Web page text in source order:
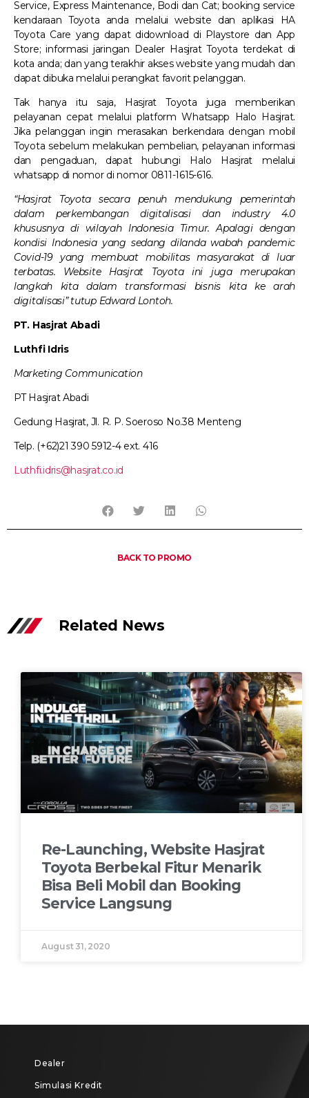
Service, Express Maintenance, Bodi dan Cat; booking service
kendaraan Toyota anda melalui website dan aplikasi HA
Toyota Care yang dapat didownload di Playstore dan App
Store; informasi jaringan Dealer Hasjrat Toyota terdekat di
kota anda; dan yang terakhir akses website yang mudah dan
dapat dibuka melalui perangkat favorit pelanggan.
Tak hanya itu saja, Hasjrat Toyota juga memberikan
pelayanan cepat melalui platform Whatsapp Halo Hasjrat.
Jika pelanggan ingin merasakan berkendara dengan mobil
Toyota sebelum melakukan pembelian, pelayanan informasi
dan pengaduan, dapat hubungi Halo Hasjrat melalui
whatsapp di nomor di nomor 0811-1615-616.
“Hasjrat Toyota secara penuh mendukung pemerintah
dalam perkembangan digitalisasi dan industry 4.0
khususnya di wilayah Indonesia Timur. Apalagi dengan
kondisi Indonesia yang sedang dilanda wabah pandemic
Covid-19 yang membuat mobilitas masyarakat di luar
terbatas. Website Hasjrat Toyota ini juga merupakan
langkah kita dalam transformasi bisnis kita ke arah
digitalisasi” tutup Edward Lontoh.
PT. Hasjrat Abadi
Luthfi Idris
Marketing Communication
PT Hasjrat Abadi
Gedung Hasjrat, Jl. R. P. Soeroso No.38 Menteng
Telp. (+62)21 390 5912-4 ext. 416
Luthfi.idris@hasjrat.co.id
BACK TO PROMO
Related News
Re-Launching, Website Hasjrat
Toyota Berbekal Fitur Menarik
Bisa Beli Mobil dan Booking
Service Langsung
August 31, 2020
Dealer
Simulasi Kredit